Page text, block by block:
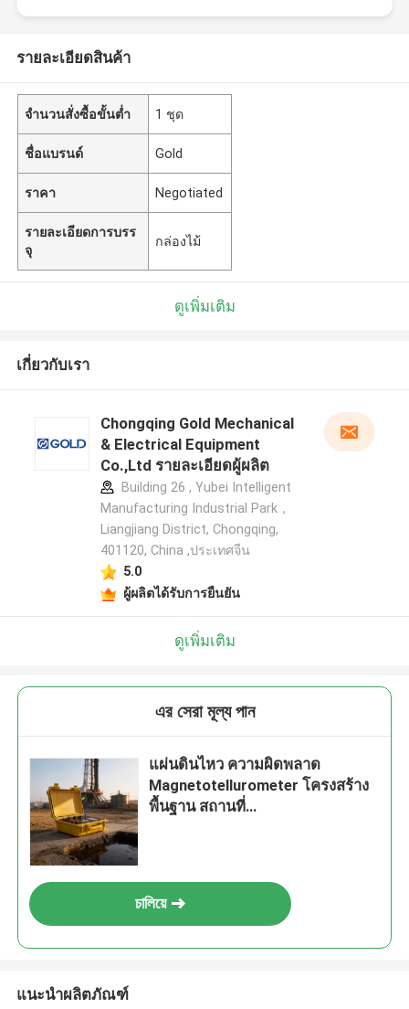
รายละเอียดสินค้า
จำนวนสั่งซื้อขั้นต่ำ 1 ชุด
ชื่อแบรนด์ Gold
ราคา Negotiated
รายละเอียดการบรร
จุ
กล่องไม้
ดูเพิ่มเติม
เกี่ยวกับเรา
Chongqing Gold Mechanical
& Electrical Equipment
Co.,Ltd รายละเอียดผู้ผลิต
Building 26 , Yubei Intelligent
Manufacturing Industrial Park，
Liangjiang District, Chongqing,
401120, China ,ประเทศจีน
5.0
ผู้ผลิตได้รับการยืนยัน
ดูเพิ่มเติม
এর সেরা মূল্য পান
แผ่นดินไหว ความผิดพลาด
Magnetotellurometer โครงสร้าง
พื้นฐาน สถานที่
চালিয়ে
แนะนำผลิตภัณฑ์